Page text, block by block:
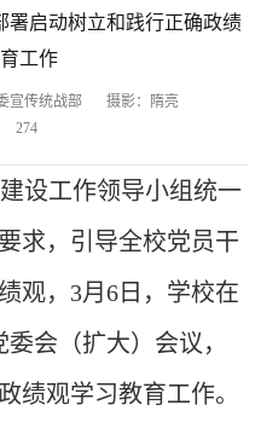
署启动树立和践行正确政绩
工作
宣传统战部
摄影：隋亮
274
设工作领导小组统一
求，引导全校党员干
观， 3月6日，学校在
委会（扩大）会议 ，
绩观学习教育工作。